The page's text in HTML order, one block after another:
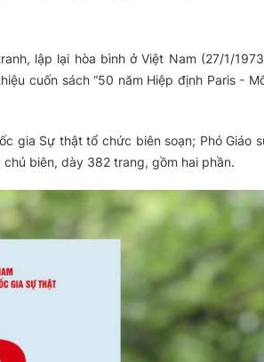
lập lại hòa bình ở Việt Nam (27/1/
cuốn sách “50 năm Hiệp định Paris -
gia Sự thật tổ chức biên soạn; Phó Giáo
biên, dày 382 trang, gồm hai phần.